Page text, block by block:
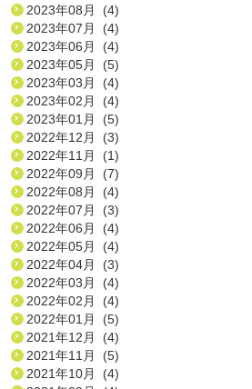
2023年08月 (4)
2023年07月 (4)
2023年06月 (4)
2023年05月 (5)
2023年03月 (4)
2023年02月 (4)
2023年01月 (5)
2022年12月 (3)
2022年11月 (1)
2022年09月 (7)
2022年08月 (4)
2022年07月 (3)
2022年06月 (4)
2022年05月 (4)
2022年04月 (3)
2022年03月 (4)
2022年02月 (4)
2022年01月 (5)
2021年12月 (4)
2021年11月 (5)
2021年10月 (4)